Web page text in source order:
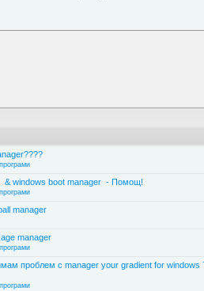
& windows boot manager - Помощ!
manager
manager
проблем с manager your gradient for windows